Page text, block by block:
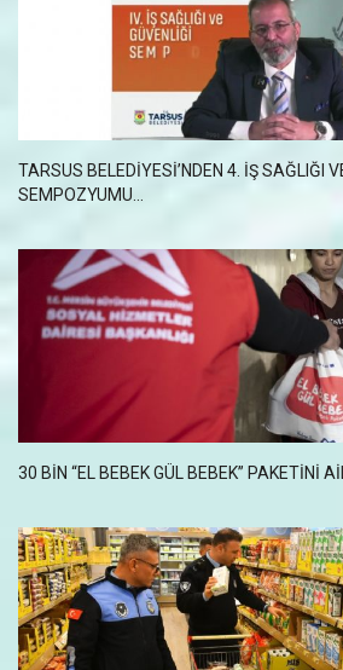
TARSUS BELEDİYESİ’NDEN 4. İŞ SAĞLIĞI
SEMPOZYUMU...
30 BİN “EL BEBEK GÜL BEBEK” PAKETİNİ